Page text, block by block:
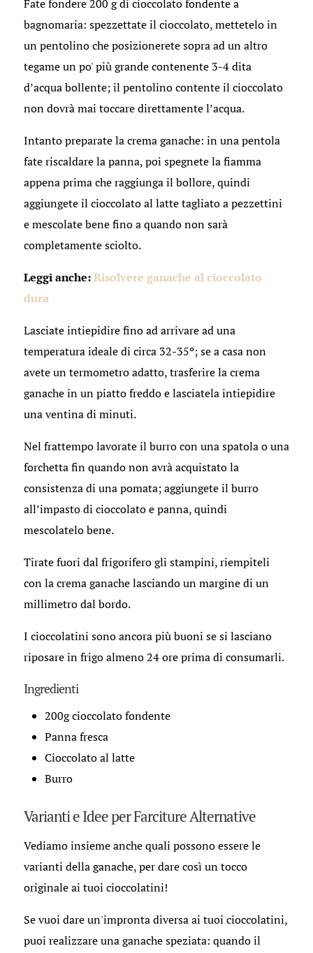
Fate fondere 200 g di cioccolato fondente a
bagnomaria: spezzettate il cioccolato, mettetelo in
un pentolino che posizionerete sopra ad un altro
tegame un po' più grande contenente 3-4 dita
d’acqua bollente; il pentolino contente il cioccolato
non dovrà mai toccare direttamente l’acqua.
Intanto preparate la crema ganache: in una pentola
fate riscaldare la panna, poi spegnete la fiamma
appena prima che raggiunga il bollore, quindi
aggiungete il cioccolato al latte tagliato a pezzettini
e mescolate bene fino a quando non sarà
completamente sciolto.
Leggi anche:Risolvere ganache al cioccolato
dura
Lasciate intiepidire fino ad arrivare ad una
temperatura ideale di circa 32-35º; se a casa non
avete un termometro adatto, trasferire la crema
ganache in un piatto freddo e lasciatela intiepidire
una ventina di minuti.
Nel frattempo lavorate il burro con una spatola o una
forchetta fin quando non avrà acquistato la
consistenza di una pomata; aggiungete il burro
all’impasto di cioccolato e panna, quindi
mescolatelo bene.
Tirate fuori dal frigorifero gli stampini, riempiteli
con la crema ganache lasciando un margine di un
millimetro dal bordo.
I cioccolatini sono ancora più buoni se si lasciano
riposare in frigo almeno 24 ore prima di consumarli.
Ingredienti
200g cioccolato fondente
Panna fresca
Cioccolato al latte
Burro
Varianti e Idee per Farciture Alternative
Vediamo insieme anche quali possono essere le
varianti della ganache, per dare così un tocco
originale ai tuoi cioccolatini!
Se vuoi dare un'impronta diversa ai tuoi cioccolatini,
puoi realizzare una ganache speziata: quando il